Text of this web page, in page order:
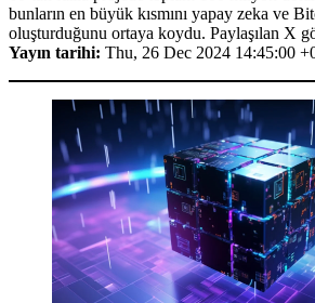
bunların en büyük kısmını yapay zeka ve
oluşturduğunu ortaya koydu. Paylaşılan X
Yayın tarihi: Thu, 26 Dec 2024 14:45:00